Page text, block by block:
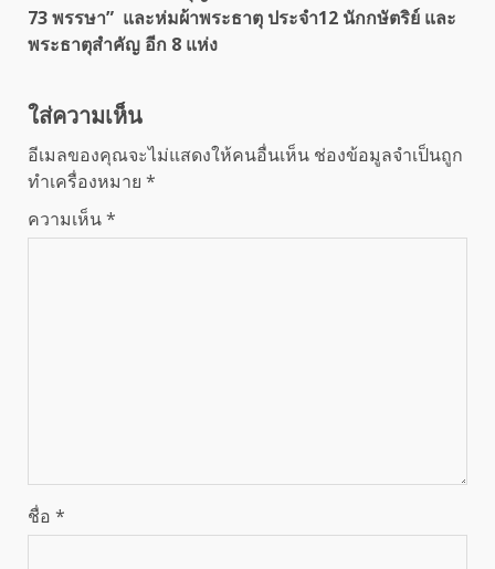
73 พรรษา” และห่มผ้าพระธาตุ ประจำ12 นักกษัตริย์ และ
พระธาตุสำคัญ อีก 8 แห่ง
ใส่ความเห็น
อีเมลของคุณจะไม่แสดงให้คนอื่นเห็น ช่องข้อมูลจำเป็นถูก
ทำเครื่องหมาย *
ความเห็น*
ชื่อ *